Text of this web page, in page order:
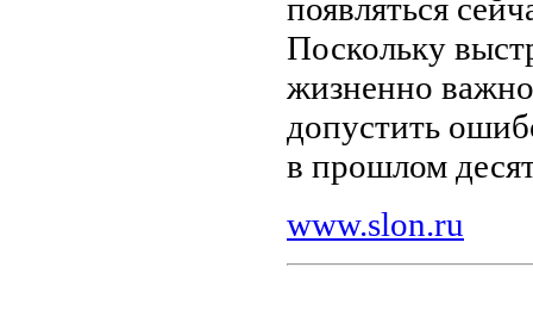
появляться
Поскольку
жизненно
допустить
в прошлом
www.slon.ru